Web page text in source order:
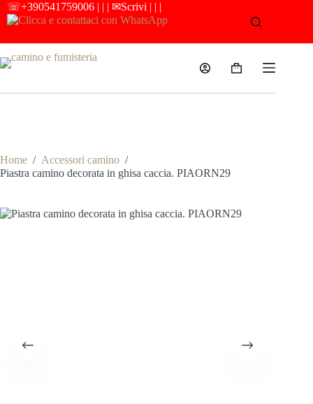
Salta
☏+390541759006 | | | ✉Scrivi | | |
Carrello
Home / Accessori camino /
Piastra camino decorata in ghisa caccia. PIAORN29